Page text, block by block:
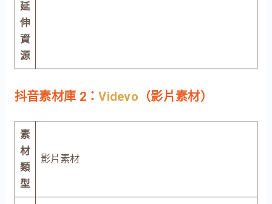
延
伸
資
源
抖音素材庫 2：Videvo （影片素材）
素
材
類
型
影片素材